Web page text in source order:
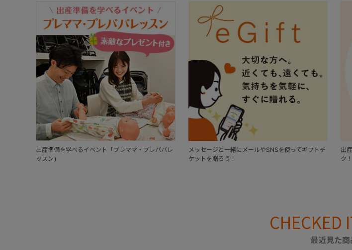
出産準備を学べるイベント「プレママ・プレパパレ
ッスン」
メッセージと一緒にメールやSNSを使ってギフトチ
ケットを贈ろう！
出
ク！
CHECKED
最近見た商